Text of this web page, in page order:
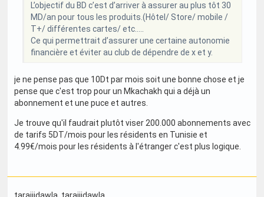
L’objectif du BD c’est d’arriver à assurer au plus tôt 30
MD/an pour tous les produits.(Hôtel/ Store/ mobile /
T+/ différentes cartes/ etc…..
Ce qui permettrait d’assurer une certaine autonomie
financière et éviter au club de dépendre de x et y.
je ne pense pas que 10Dt par mois soit une bonne chose et je
pense que c'est trop pour un Mkachakh qui a déjà un
abonnement et une puce et autres.
Je trouve qu'il faudrait plutôt viser 200.000 abonnements avec
de tarifs 5DT/mois pour les résidents en Tunisie et
4.99€/mois pour les résidents à l'étranger c'est plus logique.
tarajjidawla, tarajjidawla